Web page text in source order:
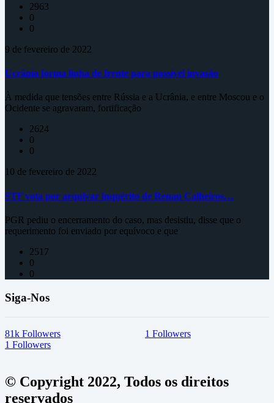
2963
0
0
9 de fevereiro de 2022
Ucrânia forma linha de frente para possível invasão
À medida que tensões entre Rússia e a Ucrânia, e entre Moscou e o
Ocidente se agravaram, fortificação
2624
0
0
10 de fevereiro de 2022
STF vota por arquivar inquérito de Renan Calheiros…
PGR pediu o encerramento do caso, mas desistiu, disse que o
requerimento foi enviado por equívoco e que
2517
0
0
Siga-Nos
81k Followers 1 Followers
1 Followers
© Copyright 2022, Todos os direitos
reservados